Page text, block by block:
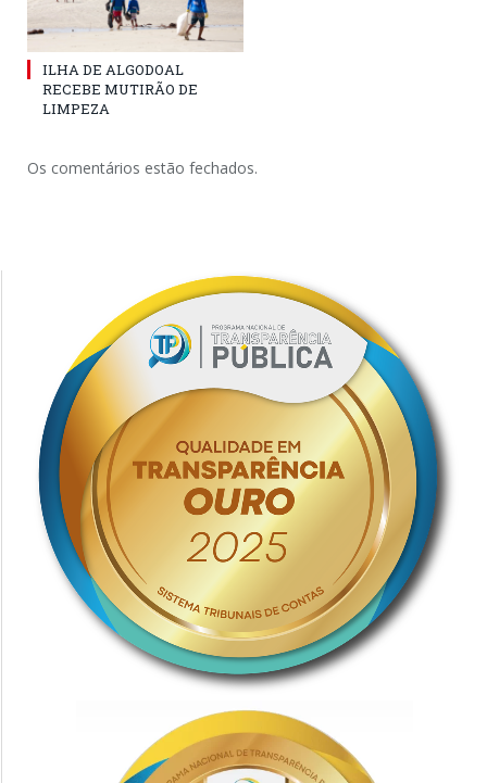
ILHA DE ALGODOAL
RECEBE MUTIRÃO DE
LIMPEZA
Os comentários estão fechados.